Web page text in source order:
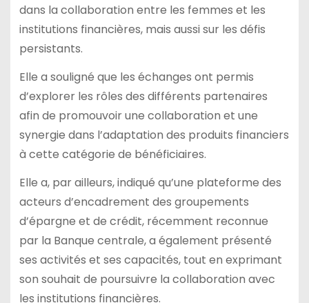
dans la collaboration entre les femmes et les
institutions financières, mais aussi sur les défis
persistants.
Elle a souligné que les échanges ont permis
d’explorer les rôles des différents partenaires
afin de promouvoir une collaboration et une
synergie dans l’adaptation des produits financiers
à cette catégorie de bénéficiaires.
Elle a, par ailleurs, indiqué qu’une plateforme des
acteurs d’encadrement des groupements
d’épargne et de crédit, récemment reconnue
par la Banque centrale, a également présenté
ses activités et ses capacités, tout en exprimant
son souhait de poursuivre la collaboration avec
les institutions financières.